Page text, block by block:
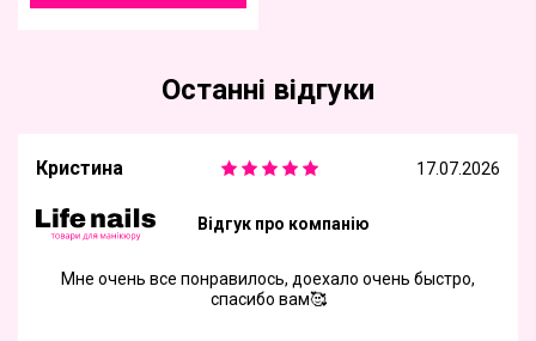
Останні відгуки
Кристина 17.07.2026
Відгук про компанію
Мне очень все понравилось, доехало очень быстро,
спасибо вам🥰